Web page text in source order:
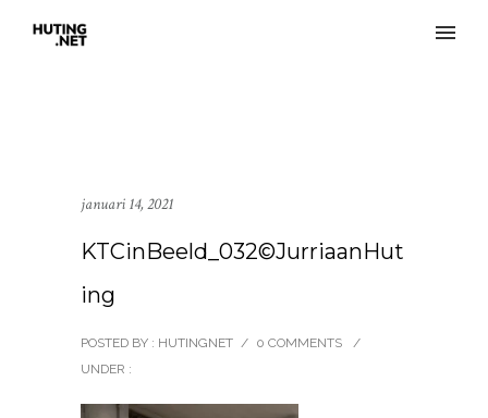
januari 14, 2021
KTCinBeeld_032©JurriaanHut
ing
POSTED BY : HUTINGNET / 0 COMMENTS
/
UNDER :